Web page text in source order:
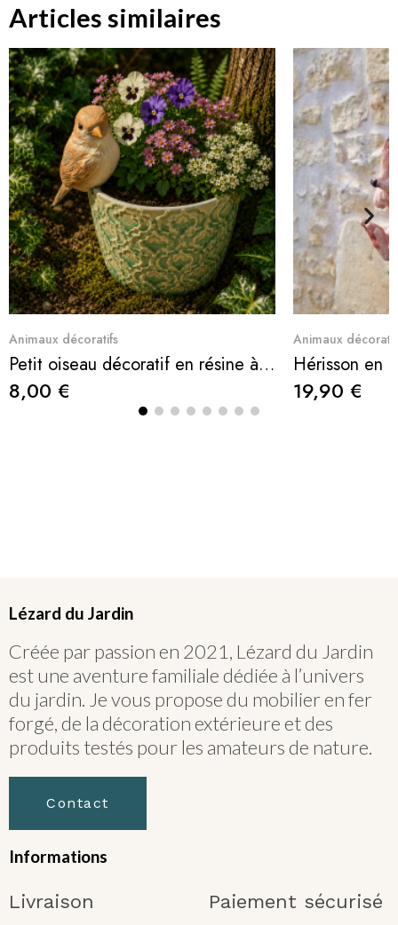
Articles similaires
Aperçu rapide
Animaux décoratifs
Petit oiseau décoratif en résine à suspendre sur un pot
8,00 €
Animaux
Hérisson en
19,90 €
Lézard du Jardin
Créée par passion en 2021, Lézard du Jardin
est une aventure familiale dédiée à l’univers
du jardin. Je vous propose du mobilier en fer
forgé, de la décoration extérieure et des
produits testés pour les amateurs de nature.
Contact
Informations
Livraison
Paiement sécurisé